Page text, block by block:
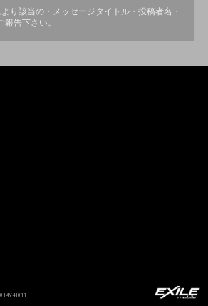
り該当の・メッセージタイトル・投稿者名・
告下さい。